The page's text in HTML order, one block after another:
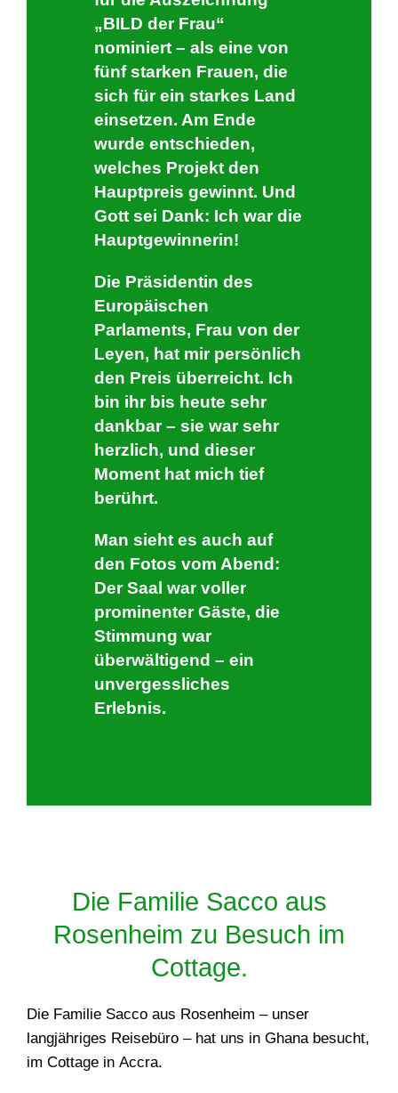
„BILD der Frau“
nominiert – als eine von
fünf starken Frauen, die
sich für ein starkes Land
einsetzen. Am Ende
wurde entschieden,
welches Projekt den
Hauptpreis gewinnt. Und
Gott sei Dank: Ich war die
Hauptgewinnerin!
Die Präsidentin des
Europäischen
Parlaments, Frau von der
Leyen, hat mir persönlich
den Preis überreicht. Ich
bin ihr bis heute sehr
dankbar – sie war sehr
herzlich, und dieser
Moment hat mich tief
berührt.
Man sieht es auch auf
den Fotos vom Abend:
Der Saal war voller
prominenter Gäste, die
Stimmung war
überwältigend – ein
unvergessliches
Erlebnis.
Die Familie Sacco aus
Rosenheim zu Besuch im
Cottage.
Die Familie Sacco aus Rosenheim – unser
langjähriges Reisebüro – hat uns in Ghana besucht,
im Cottage in Accra.